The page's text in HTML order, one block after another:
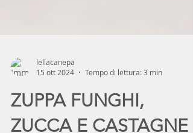
15 ott 2024
Tempo di lettura: 3 min
ZUPPA FUNGHI,